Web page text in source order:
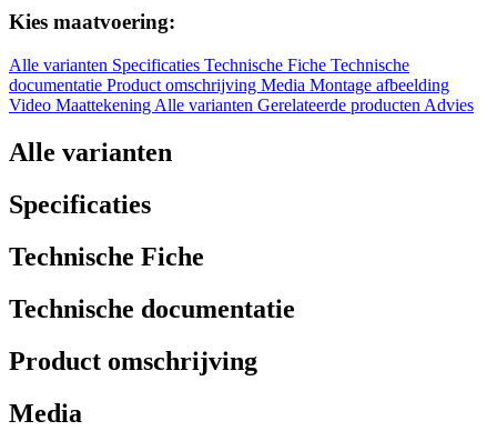
Kies maatvoering:
Alle varianten Specificaties Technische Fiche Technische
documentatie Product omschrijving Media Montage afbeelding
Video Maattekening Alle varianten Gerelateerde producten Advies
Alle varianten
Specificaties
Technische Fiche
Technische documentatie
Product omschrijving
Media